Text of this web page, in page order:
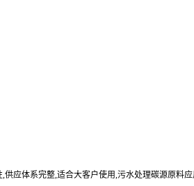
应体系完整,适合大客户使用,污水处理碳源原料应